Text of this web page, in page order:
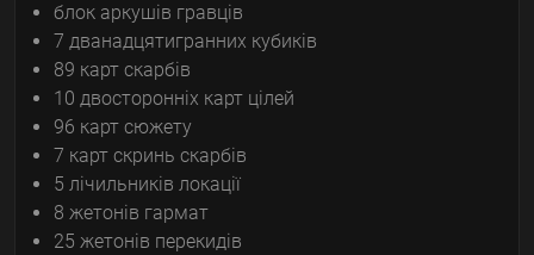
блок аркушів гравців
7 дванадцятигранних кубиків
89 карт скарбів
10 двосторонніх карт цілей
96 карт сюжету
7 карт скринь скарбів
5 лічильників локації
8 жетонів гармат
25 жетонів перекидів